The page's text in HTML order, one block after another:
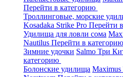
Перейти в категорию
Троллинговые, морские
Kosadaka Strike Pro Перейти
Удилища для ловли сома
Nautilus Перейти в категорию
Зимние удочки Salmo Три
категорию
Болонские удилища Maximus